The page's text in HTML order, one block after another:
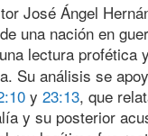
José Ángel
una nación en
una lectura profética
Su análisis se
y 23:13, que
y su posterior